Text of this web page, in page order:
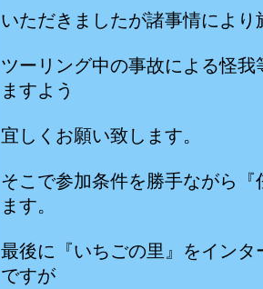
いただきましたが諸事情によ
ツーリング中の事故による怪
ますよう
宜しくお願い致します。
そこで参加条件を勝手ながら
ます。
最後に『いちごの里』をイン
ですが